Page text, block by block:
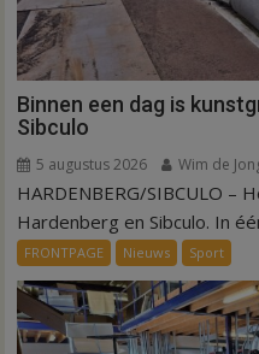
Binnen een dag is
Sibculo
5 augustus 2026 Wim de
HARDENBERG/SIBCULO –
Hardenberg en Sibculo. In
FRONTPAGE Nieuws Sport